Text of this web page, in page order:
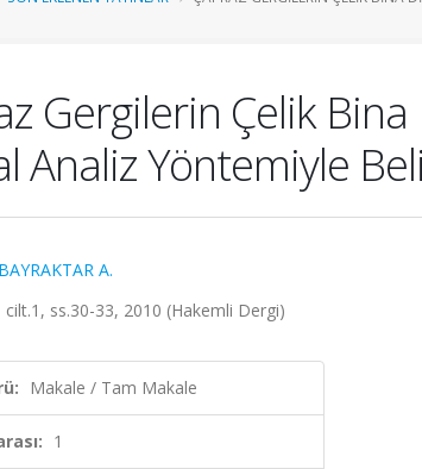
Gergilerin Çelik
Analiz Yöntemiyle
BAYRAKTAR A.
cilt.1, ss.30-33, 2010 (Hakemli Dergi)
Makale / Tam Makale
1